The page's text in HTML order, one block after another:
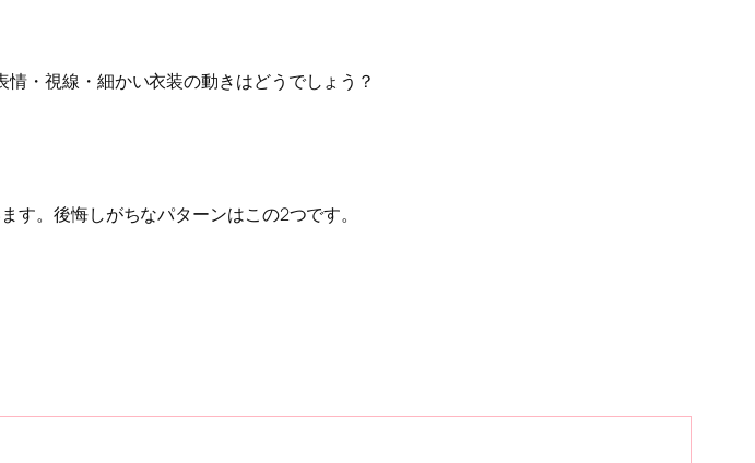
・視線・細かい衣装の動きはどうでしょう？
。後悔しがちなパターンはこの2つです。